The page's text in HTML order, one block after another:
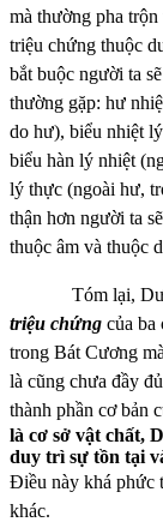
mà thường pha
triệu chứng thuộc
bắt buộc người ta
thường gặp: hư
do hư), biểu nhiệt
biểu hàn lý nhiệt
lý thực (ngoài hư,
thận hơn người ta
thuộc âm và thuộc
Tóm lại,
triệu chứng của ba
trong Bát Cương
là cũng chưa đầy
thành phần cơ bản
là cơ sở vật chất,
duy trì sự tồn tại
Điều này khá phức
khác.